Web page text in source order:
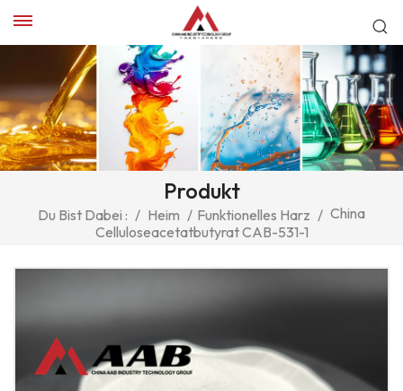
Produkt
Du Bist Dabei : / Heim / Funktionelles Harz / China
Celluloseacetatbutyrat CAB-531-1